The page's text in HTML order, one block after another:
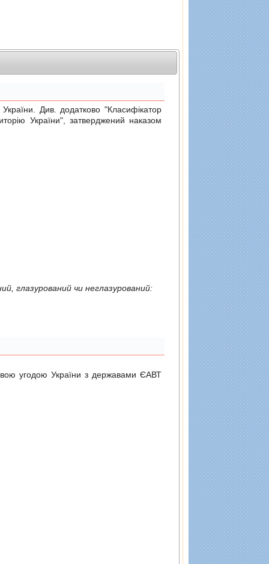
Див. додатково "Класифiкатор
України", затверджений наказом
-рис напiвобрушений або повнiстю обрушений, полiрований чи неполiрований, глазурований чи неглазурований:
угодою України з державами ЄАВТ